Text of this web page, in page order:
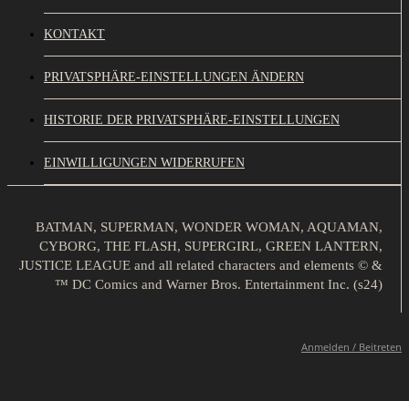
KONTAKT
PRIVATSPHÄRE-EINSTELLUNGEN ÄNDERN
HISTORIE DER PRIVATSPHÄRE-EINSTELLUNGEN
EINWILLIGUNGEN WIDERRUFEN
BATMAN, SUPERMAN, WONDER WOMAN, AQUAMAN,
CYBORG, THE FLASH, SUPERGIRL, GREEN LANTERN,
JUSTICE LEAGUE and all related characters and elements © &
™ DC Comics and Warner Bros. Entertainment Inc. (s24)
Anmelden / Beitreten